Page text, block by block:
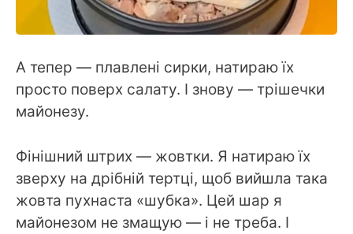
А тепер — плавлені сирки, натираю їх
просто поверх салату. І знову — трішечки
майонезу.
Фінішний штрих — жовтки. Я натираю їх
зверху на дрібній тертці, щоб вийшла така
жовта пухнаста «шубка». Цей шар я
майонезом не змащую — і не треба. І